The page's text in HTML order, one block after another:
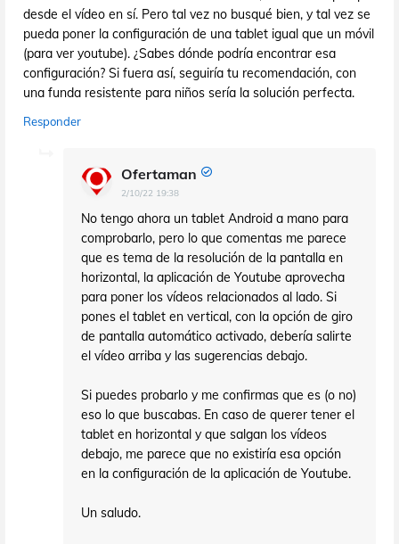
desde el vídeo en sí. Pero tal vez no busqué bien, y tal vez se
pueda poner la configuración de una tablet igual que un móvil
(para ver youtube). ¿Sabes dónde podría encontrar esa
configuración? Si fuera así, seguiría tu recomendación, con
una funda resistente para niños sería la solución perfecta.
Responder
Ofertaman
2/10/22 19:38
No tengo ahora un tablet Android a mano para
comprobarlo, pero lo que comentas me parece
que es tema de la resolución de la pantalla en
horizontal, la aplicación de Youtube aprovecha
para poner los vídeos relacionados al lado. Si
pones el tablet en vertical, con la opción de giro
de pantalla automático activado, debería salirte
el vídeo arriba y las sugerencias debajo.
Si puedes probarlo y me confirmas que es (o no)
eso lo que buscabas. En caso de querer tener el
tablet en horizontal y que salgan los vídeos
debajo, me parece que no existiría esa opción
en la configuración de la aplicación de Youtube.
Un saludo.